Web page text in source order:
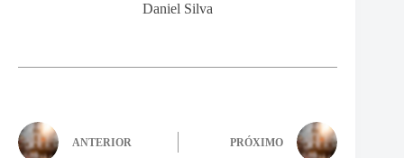
Daniel Silva
ANTERIOR PRÓXIMO